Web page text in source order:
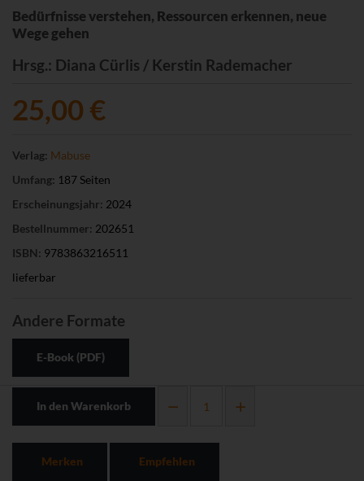
Bedürfnisse verstehen, Ressourcen erkennen, neue
Wege gehen
Hrsg.: Diana Cürlis / Kerstin Rademacher
25,00 €
Verlag: Mabuse
Umfang: 187 Seiten
Erscheinungsjahr: 2024
Bestellnummer: 202651
ISBN: 9783863216511
lieferbar
Andere Formate
E-Book (PDF)
In den Warenkorb
Merken Empfehlen